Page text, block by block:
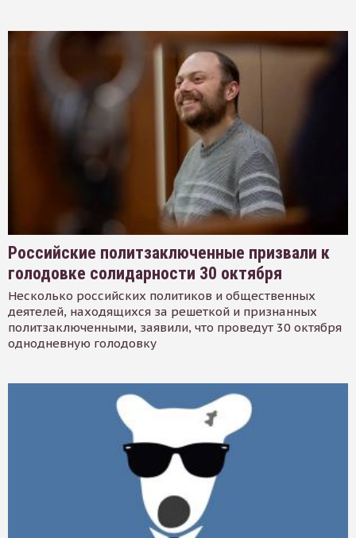
Российские политзаключенные призвали к
голодовке солидарности 30 октября
Несколько российских политиков и общественных
деятелей, находящихся за решеткой и признанных
политзаключенными, заявили, что проведут 30 октября
однодневную голодовку